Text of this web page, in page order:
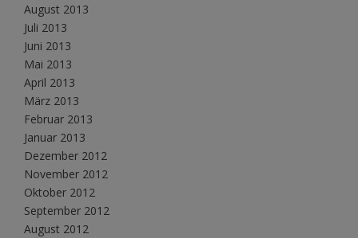
August 2013
Juli 2013
Juni 2013
Mai 2013
April 2013
März 2013
Februar 2013
Januar 2013
Dezember 2012
November 2012
Oktober 2012
September 2012
August 2012